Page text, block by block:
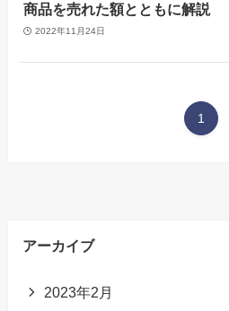
商品を売れた額とともに解説
2022年11月24日
1
アーカイブ
2023年2月